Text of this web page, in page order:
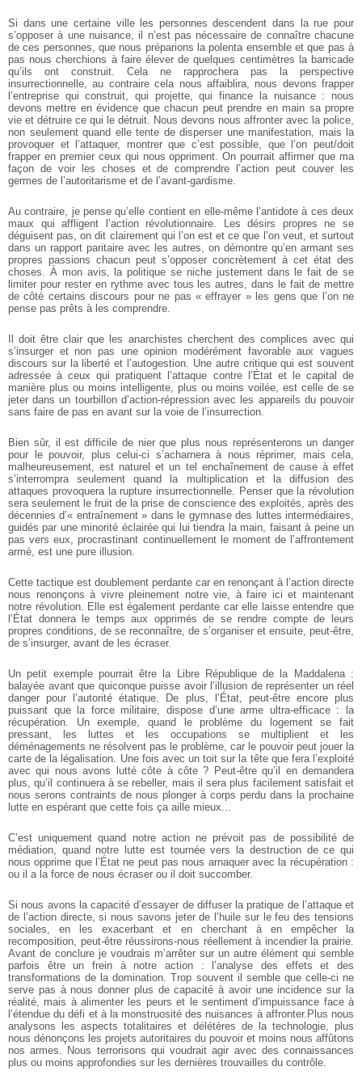
Si dans une certaine ville les personnes descendent dans la rue pour
s’opposer àune nuisance, il n’est pas nécessaire de connaître chacune
de ces personnes, que nous préparions la polenta ensemble et que pas à
pas nous cherchions à faire élever de quelques centimètres la barricade
qu’ils ont construit. Cela ne rapprochera pas laperspective
insurrectionnelle, au contraire cela nous affaiblira, nous devons frapper
l’entreprise qui construit, qui projette, qui finance la nuisance : nous
devons mettre enévidence que chacun peut prendre en main sa propre
vie et détruire ce qui le détruit. Nous devons nous affronter avec la police,
non seulement quand elle tente de disperser une manifestation, mais la
provoquer et l’attaquer, montrer que c’est possible, que l’on peut/doit
frapper en premier ceux qui nous oppriment. On pourrait affirmer que ma
façon de voir les choses et de comprendre l’action peut couver les
germes de l’autoritarisme et de l’avant-gardisme.
Au contraire, je pense qu’elle contient en elle-même l’antidote à ces deux
maux qui affligent l’action révolutionnaire. Les désirs propres ne se
déguisent pas, on dit clairement qui l’on est et ce que l’on veut, et surtout
dans un rapport paritaire avec les autres, on démontre qu’en armant ses
propres passions chacun peut s’opposer concrètement à cet état des
choses. À mon avis, la politique se niche justement dans le fait de se
limiter pour rester en rythme avec tous les autres, dans le fait de mettre
de côté certains discours pour ne pas « effrayer » les gens que l’on ne
pense pas prêts àles comprendre.
Il doit être clair que les anarchistes cherchent des complices avec qui
s’insurger et non pas une opinion modérément favorable aux vagues
discours sur la liberté et l’autogestion. Une autre critique qui est souvent
adressée à ceux qui pratiquent l’attaque contre l’État et le capital de
manière plus ou moins intelligente, plus ou moins voilée, est celle de se
jeter dans un tourbillon d’action-répression avec les appareils dupouvoir
sans faire de pas en avant sur la voie de l’insurrection.
Bien sûr, il est difficile de nier que plus nous représenterons un danger
pour lepouvoir, plus celui-ci s’acharnera à nous réprimer, mais cela,
malheureusement, est naturel et un tel enchaînement de cause à effet
s’interrompra seulement quand lamultiplication et la diffusion des
attaques provoquera la rupture insurrectionnelle. Penser que la révolution
sera seulement le fruit de la prise de conscience des exploités, après des
décennies d’« entraînement » dans le gymnase des luttes intermédiaires,
guidés par une minorité éclairée qui lui tiendra la main, faisant à peine un
pas vers eux, procrastinant continuellement le moment de l’affrontement
armé, est une pure illusion.
Cette tactique est doublement perdante car en renonçant à l’action directe
nous renonçons à vivre pleinement notre vie, à faire ici et maintenant
notre révolution. Elle est également perdante car elle laisse entendre que
l’État donnera le temps aux opprimés de se rendre compte de leurs
propres conditions, de se reconnaître, de s’organiser et ensuite, peut-être,
de s’insurger, avant de les écraser.
Un petit exemple pourrait être la Libre République de la Maddalena :
balayée avant que quiconque puisse avoir l’illusion de représenter un réel
danger pour l’autorité étatique. De plus, l’État, peut-être encore plus
puissant que la force militaire, dispose d’une arme ultra-efficace : la
récupération. Un exemple, quand le problème du logement se fait
pressant, les luttes et les occupations se multiplient et les
déménagements ne résolvent pas le problème, car le pouvoir peut jouer la
carte de lalégalisation. Une fois avec un toit sur la tête que fera l’exploité
avec qui nous avons lutté côte à côte ? Peut-être qu’il en demandera
plus, qu’il continuera à se rebeller, mais il sera plus facilement satisfait et
nous serons contraints de nous plonger à corps perdu dans la prochaine
lutte en espérant que cette fois ça aille mieux...
C’est uniquement quand notre action ne prévoit pas de possibilité de
médiation, quand notre lutte est tournée vers la destruction de ce qui
nous opprime que l’État ne peut pas nous arnaquer avec la récupération :
ou il a la force de nous écraser ou il doit succomber.
Si nous avons la capacité d’essayer de diffuser la pratique de l’attaque et
de l’action directe, si nous savons jeter de l’huile sur le feu des tensions
sociales, en les exacerbant et en cherchant à en empêcher la
recomposition, peut-être réussirons-nous réellement à incendier la prairie.
Avant de conclure je voudrais m’arrêter sur un autre élément qui semble
parfois être un frein à notre action : l’analyse des effets et des
transformations de la domination. Trop souvent il semble que celle-ci ne
serve pas ànous donner plus de capacité à avoir une incidence sur la
réalité, mais à alimenter les peurs et le sentiment d’impuissance face à
l’étendue du défi et à la monstruosité des nuisances à affronter.Plus nous
analysons les aspects totalitaires et délétères de latechnologie, plus
nous dénonçons les projets autoritaires du pouvoir et moins nous affûtons
nos armes. Nous terrorisons qui voudrait agir avec des connaissances
plus ou moins approfondies sur les dernières trouvailles du contrôle.